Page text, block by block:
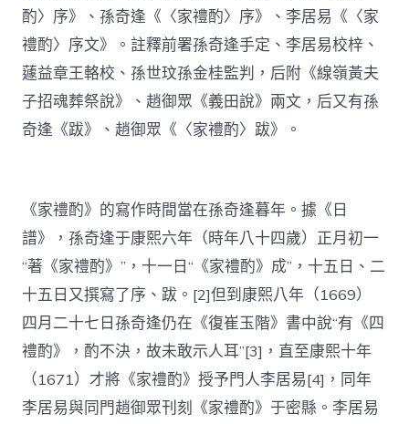
酌〉序》、孫奇逢《〈家禮酌〉序》、李居易《〈家
禮酌〉序文》。註釋前署孫奇逢手定、李居易校梓、
蘧益章王輅校、孫世玟孫金桂監判，后附《線嶺黃夫
子招魂葬祭說》、趙御眾《義田說》兩文，后又有孫
奇逢《跋》、趙御眾《〈家禮酌〉跋》。
《家禮酌》的寫作時間當在孫奇逢暮年。據《日
譜》，孫奇逢于康熙六年（時年八十四歲）正月初一
“著《家禮酌》”，十一日“《家禮酌》成”，十五日、二
十五日又撰寫了序、跋。[2]但到康熙八年（1669）
四月二十七日孫奇逢仍在《復崔玉階》書中說“有《四
禮酌》，酌不決，故未敢示人耳”[3]，直至康熙十年
（1671）才將《家禮酌》授予門人李居易[4]，同年
李居易與同門趙御眾刊刻《家禮酌》于密縣。李居易